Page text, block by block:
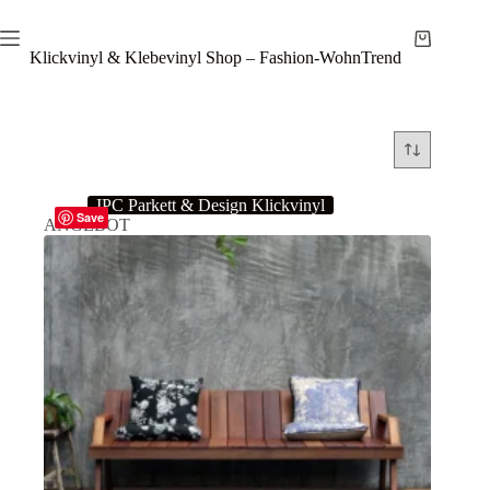
Inhalt
springenKlickvinyl & Klebevinyl Shop – Fashion-WohnTrend
Warenkorb
Save
IPC Parkett & Design Klickvinyl
ANGEBOT